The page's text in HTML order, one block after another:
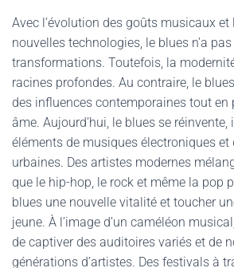
Avec l’évolution des goûts musicaux et
nouvelles technologies, le blues n’a
transformations. Toutefois, la
racines profondes. Au contraire, le
des influences contemporaines tout en
âme. Aujourd’hui, le blues se
éléments de musiques électroniques et
urbaines. Des artistes modernes
que le hip-hop, le rock et même la pop
blues une nouvelle vitalité et toucher
jeune. À l’image d’un caméléon
de captiver des auditoires variés et de
générations d’artistes. Des festivals à